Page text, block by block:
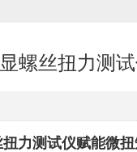
显螺丝扭力测
扭力测试仪赋能微